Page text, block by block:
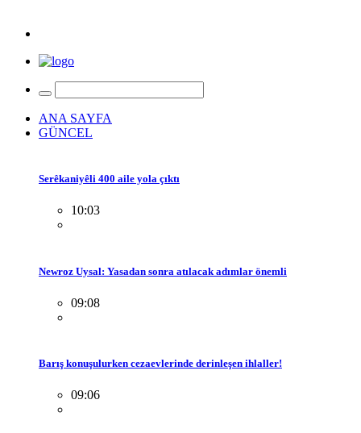
ANA SAYFA
GÜNCEL
Serêkaniyêli 400 aile yola çıktı
10:03
Newroz Uysal: Yasadan sonra atılacak adımlar önemli
09:08
Barış konuşulurken cezaevlerinde derinleşen ihlaller!
09:06